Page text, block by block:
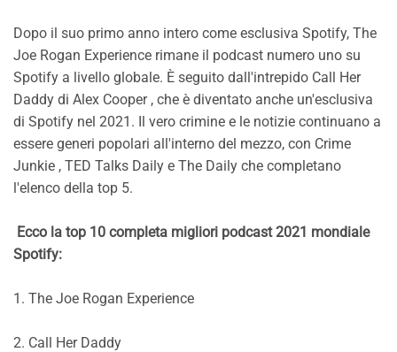
Dopo il suo primo anno intero come esclusiva Spotify, The
Joe Rogan Experience rimane il podcast numero uno su
Spotify a livello globale. È seguito dall'intrepido Call Her
Daddy di Alex Cooper , che è diventato anche un'esclusiva
di Spotify nel 2021. Il vero crimine e le notizie continuano a
essere generi popolari all'interno del mezzo, con Crime
Junkie , TED Talks Daily e The Daily che completano
l'elenco della top 5.
Ecco la top 10 completa migliori podcast 2021 mondiale
Spotify:
1. The Joe Rogan Experience
2. Call Her Daddy